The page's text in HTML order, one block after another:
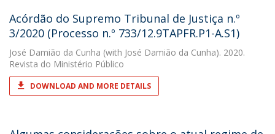
Acórdão do Supremo Tribunal de Justiça n.º
3/2020 (Processo n.º 733/12.9TAPFR.P1-A.S1)
José Damião da Cunha (with José Damião da Cunha). 2020.
Revista do Ministério Público
DOWNLOAD AND MORE DETAILS